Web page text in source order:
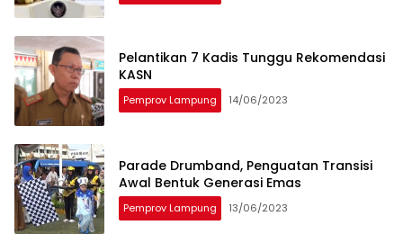
Pelantikan 7 Kadis Tunggu Rekomendasi
KASN
Pemprov Lampung 14/06/2023
Parade Drumband, Penguatan Transisi
Awal Bentuk Generasi Emas
Pemprov Lampung 13/06/2023